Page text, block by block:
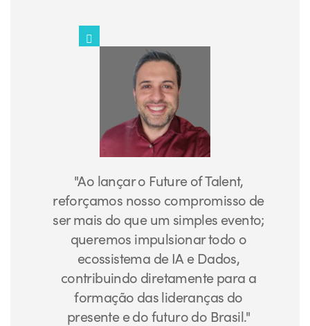
"Ao lançar o FutureofTalent,
reforçamos nosso compromisso de
ser mais do que um simples evento;
queremos impulsionar todo o
ecossistema de IA e Dados,
contribuindo diretamente para a
formação das lideranças do
presente e dofuturo do Brasil."